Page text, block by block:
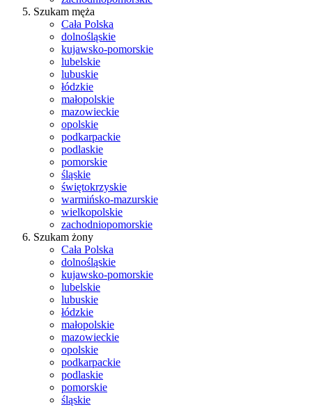
Szukam męża
Cała Polska
dolnośląskie
kujawsko-pomorskie
lubelskie
lubuskie
łódzkie
małopolskie
mazowieckie
opolskie
podkarpackie
podlaskie
pomorskie
śląskie
świętokrzyskie
warmińsko-mazurskie
wielkopolskie
zachodniopomorskie
Szukam żony
Cała Polska
dolnośląskie
kujawsko-pomorskie
lubelskie
lubuskie
łódzkie
małopolskie
mazowieckie
opolskie
podkarpackie
podlaskie
pomorskie
śląskie